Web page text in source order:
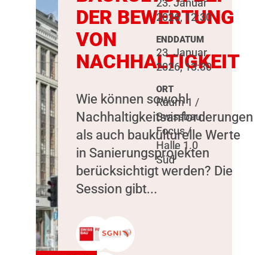
DER BEWERTUNG
VON
NACHHALTIGKEIT
Wie können sowohl
Nachhaltigkeitsanforderungen
als auch baukulturelle Werte
in Sanierungsprojekten
berücksichtigt werden? Die
Session gibt...
23. Januar
2026, 12:30
ENDDATUM
23. Januar
2026, 13:30
ORT
Raum 1 /
Swissbau
Focus /
Halle 1.0
Süd